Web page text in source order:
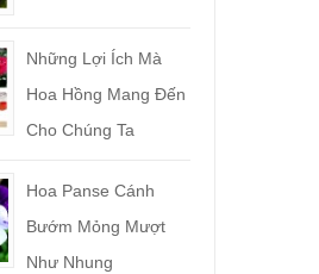
Những Lợi Ích Mà
Hoa Hồng Mang Đến
Cho Chúng Ta
Hoa Panse Cánh
Bướm Mỏng Mượt
Như Nhung